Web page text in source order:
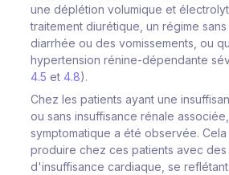
une déplétion volumique et
traitement diurétique, un régime
diarrhée ou des vomissements, ou
hypertension rénine-dépendante
4.5 et 4.8).
Chez les patients ayant une
ou sans insuffisance rénale
symptomatique a été observée.
produire chez ces patients avec
d'insuffisance cardiaque, se